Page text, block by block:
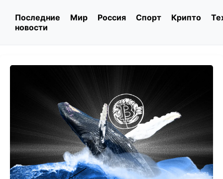
Последние
новости
Мир Россия Спорт Крипто